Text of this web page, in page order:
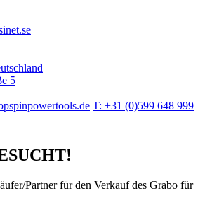
5
T: +31 (0)599 648 999
Partner für den Verkauf des Grabo für